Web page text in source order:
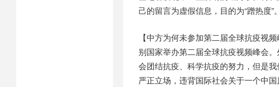
己的留言为虚假信息，目的为“蹭热度”。
【中方为何未参加第二届全球抗疫视
别国家举办第二届全球抗疫视频峰会
会团结抗疫、科学抗疫的努力，但是
严正立场，违背国际社会关于一个中